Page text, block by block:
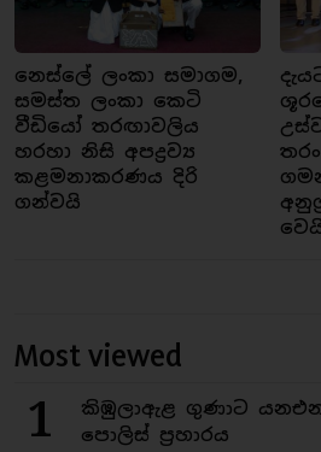
නෙස්ලේ ලංකා සමාගම,
සමස්ත ලංකා කෙටි
වීඩියෝ තරඟාවලිය
හරහා නිසි අපද්‍රව්‍ය
කළමනාකරණය දිරි
ගන්වයි
Most viewed
1
කිඹුලාඇළ ගුණාට
පොලිස් ප්‍රහාරය